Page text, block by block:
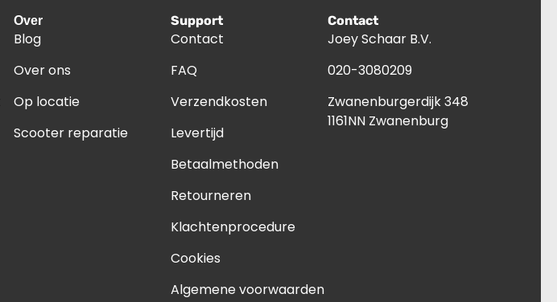
Over
Blog
Over ons
Op locatie
Scooter reparatie
Support
Contact
FAQ
Verzendkosten
Levertijd
Betaalmethoden
Retourneren
Klachtenprocedure
Cookies
Algemene voorwaarden
Contact
Joey Schaar B.V.
020-3080209
Zwanenburgerdijk 348
1161NN Zwanenburg